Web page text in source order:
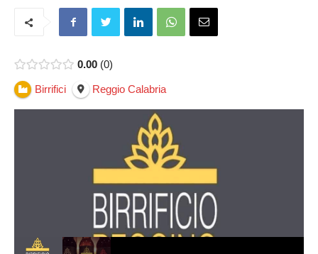
0.00 0
Birrifici Reggio Calabria